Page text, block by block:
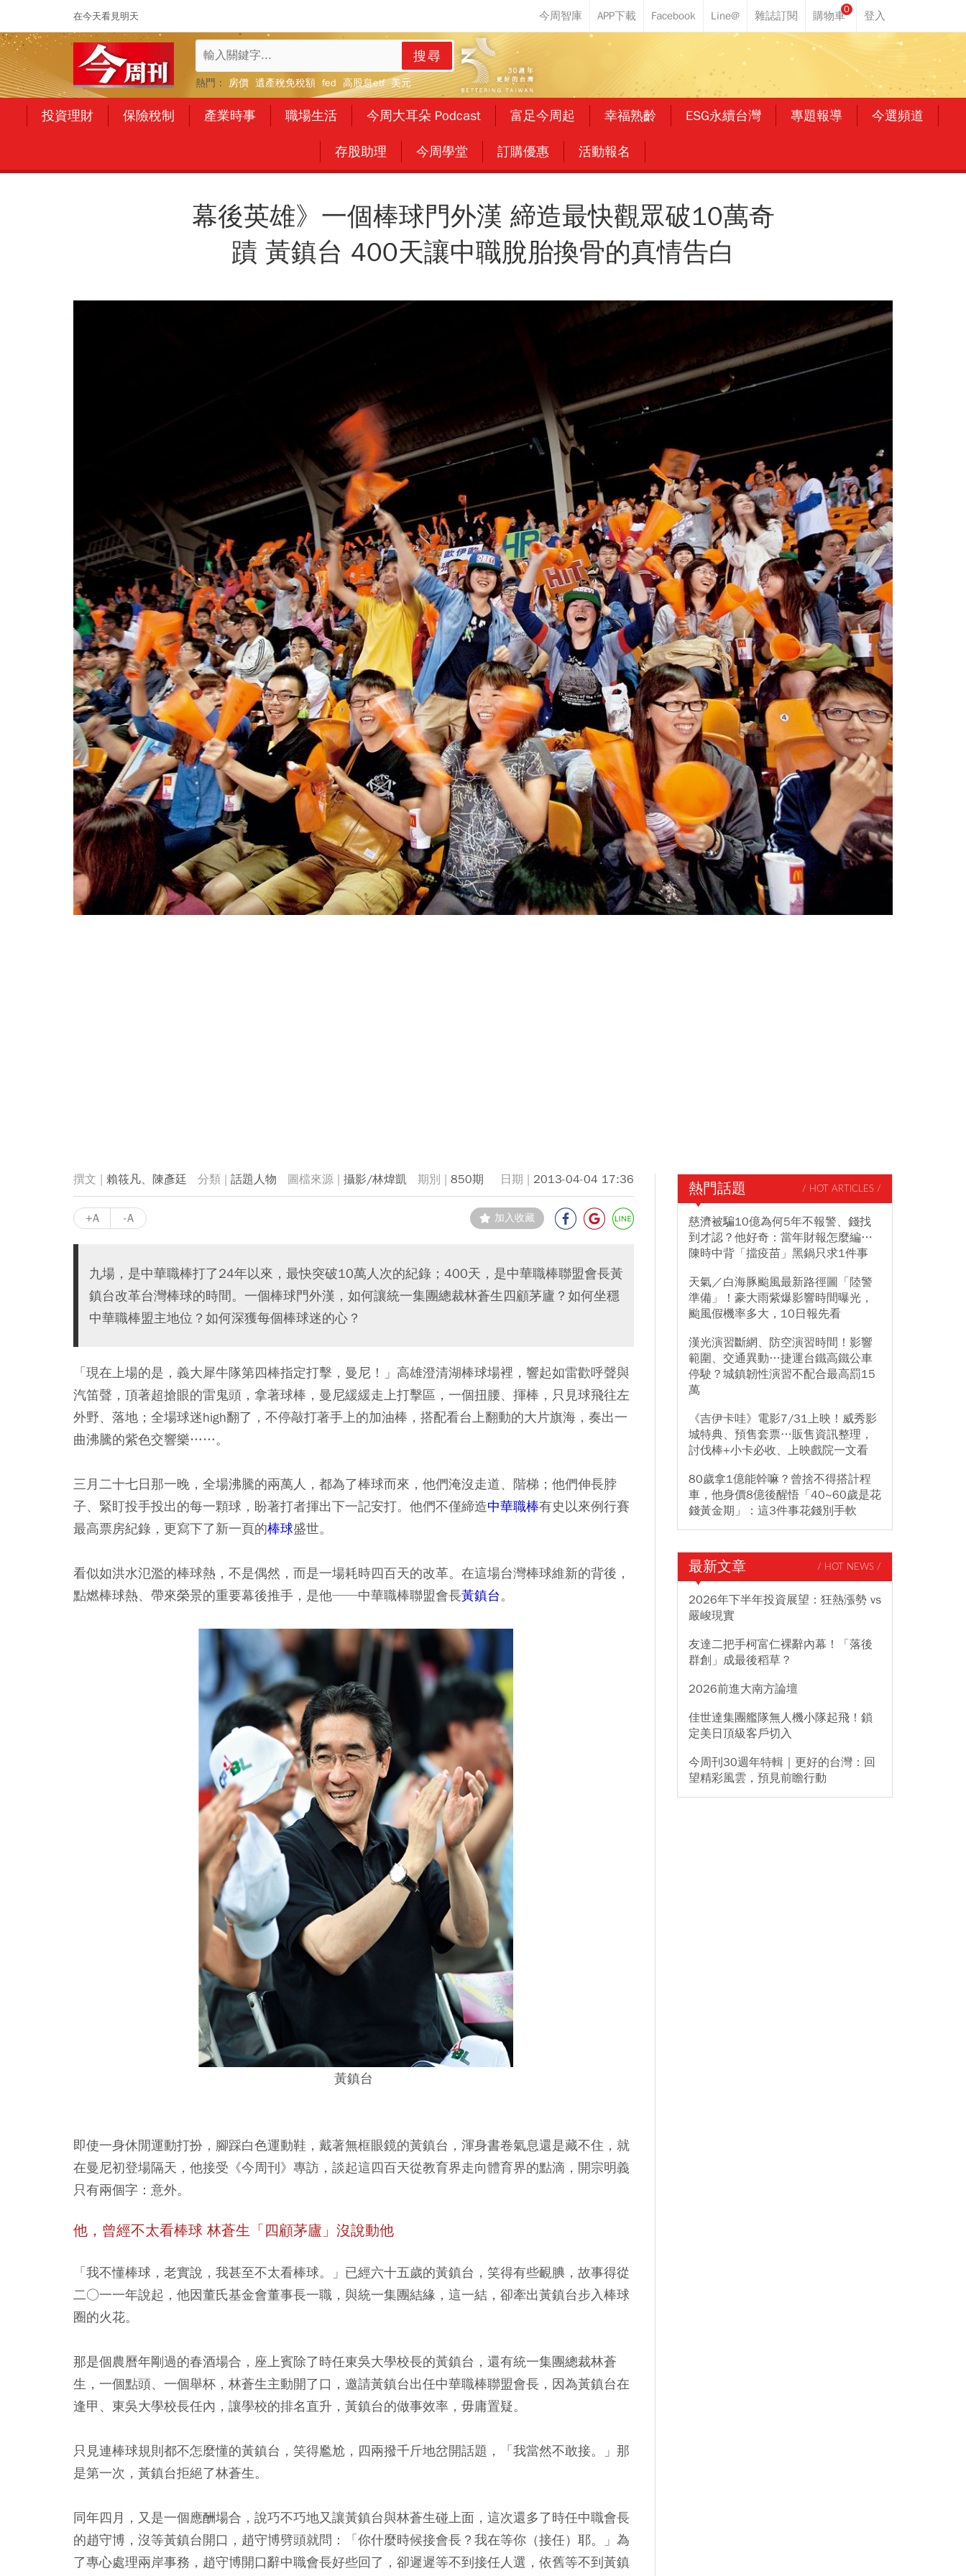
在今天看見明天
0
搜尋
熱門： 房價 遺產稅免稅額 fed 高股息etf 美元
投資理財 保險稅制 產業時事 職場生活 今周大耳朵 Podcast 富足今周起 幸福熟齡 ESG永續台灣 專題報導 今選頻道
存股助理 今周學堂 訂購優惠 活動報名
幕後英雄》一個棒球門外漢 締造最快觀眾破10萬奇
蹟 黃鎮台 400天讓中職脫胎換骨的真情告白
賴筱凡、陳彥廷 話題人物 攝影/林煒凱 850期 2013-04-04 17:36
+A -A 加入收藏
九場，是中華職棒打了24年以來，最快突破10萬人次的紀錄；400天，是中華職棒聯盟會長黃
鎮台改革台灣棒球的時間。一個棒球門外漢，如何讓統一集團總裁林蒼生四顧茅廬？如何坐穩
中華職棒盟主地位？如何深獲每個棒球迷的心？
「現在上場的是，義大犀牛隊第四棒指定打擊，曼尼！」高雄澄清湖棒球場裡，響起如雷歡呼聲與
汽笛聲，頂著超搶眼的雷鬼頭，拿著球棒，曼尼緩緩走上打擊區，一個扭腰、揮棒，只見球飛往左
外野、落地；全場球迷high翻了，不停敲打著手上的加油棒，搭配看台上翻動的大片旗海，奏出一
曲沸騰的紫色交響樂……。
三月二十七日那一晚，全場沸騰的兩萬人，都為了棒球而來，他們淹沒走道、階梯；他們伸長脖
子、緊盯投手投出的每一顆球，盼著打者揮出下一記安打。他們不僅締造中華職棒有史以來例行賽
最高票房紀錄，更寫下了新一頁的棒球盛世。
看似如洪水氾濫的棒球熱，不是偶然，而是一場耗時四百天的改革。在這場台灣棒球維新的背後，
點燃棒球熱、帶來榮景的重要幕後推手，是他──中華職棒聯盟會長黃鎮台。
黃鎮台
即使一身休閒運動打扮，腳踩白色運動鞋，戴著無框眼鏡的黃鎮台，渾身書卷氣息還是藏不住，就
在曼尼初登場隔天，他接受《今周刊》專訪，談起這四百天從教育界走向體育界的點滴，開宗明義
只有兩個字：意外。
他，曾經不太看棒球 林蒼生「四顧茅廬」沒說動他
「我不懂棒球，老實說，我甚至不太看棒球。」已經六十五歲的黃鎮台，笑得有些靦腆，故事得從
二○一一年說起，他因董氏基金會董事長一職，與統一集團結緣，這一結，卻牽出黃鎮台步入棒球
圈的火花。
那是個農曆年剛過的春酒場合，座上賓除了時任東吳大學校長的黃鎮台，還有統一集團總裁林蒼
生，一個點頭、一個舉杯，林蒼生主動開了口，邀請黃鎮台出任中華職棒聯盟會長，因為黃鎮台在
逢甲、東吳大學校長任內，讓學校的排名直升，黃鎮台的做事效率，毋庸置疑。
只見連棒球規則都不怎麼懂的黃鎮台，笑得尷尬，四兩撥千斤地岔開話題，「我當然不敢接。」那
是第一次，黃鎮台拒絕了林蒼生。
同年四月，又是一個應酬場合，說巧不巧地又讓黃鎮台與林蒼生碰上面，這次還多了時任中職會長
的趙守博，沒等黃鎮台開口，趙守博劈頭就問：「你什麼時候接會長？我在等你（接任）耶。」為
了專心處理兩岸事務，趙守博開口辭中職會長好些回了，卻遲遲等不到接任人選，依舊等不到黃鎮
熱門話題 / HOT ARTICLES /
慈濟被騙10億為何5年不報警、錢找
到才認？他好奇：當年財報怎麼編…
陳時中背「擋疫苗」黑鍋只求1件事
天氣／白海豚颱風最新路徑圖「陸警
準備」！豪大雨紫爆影響時間曝光，
颱風假機率多大，10日報先看
漢光演習斷網、防空演習時間！影響
範圍、交通異動…捷運台鐵高鐵公車
停駛？城鎮韌性演習不配合最高罰15
萬
《吉伊卡哇》電影7/31上映！威秀影
城特典、預售套票…販售資訊整理，
討伐棒+小卡必收、上映戲院一文看
80歲拿1億能幹嘛？曾捨不得搭計程
車，他身價8億後醒悟「40~60歲是花
錢黃金期」：這3件事花錢別手軟
最新文章 / HOT NEWS /
2026年下半年投資展望：狂熱漲勢 vs
嚴峻現實
友達二把手柯富仁裸辭內幕！「落後
群創」成最後稻草？
2026前進大南方論壇
佳世達集團艦隊無人機小隊起飛！鎖
定美日頂級客戶切入
今周刊30週年特輯｜更好的台灣：回
望精彩風雲，預見前瞻行動